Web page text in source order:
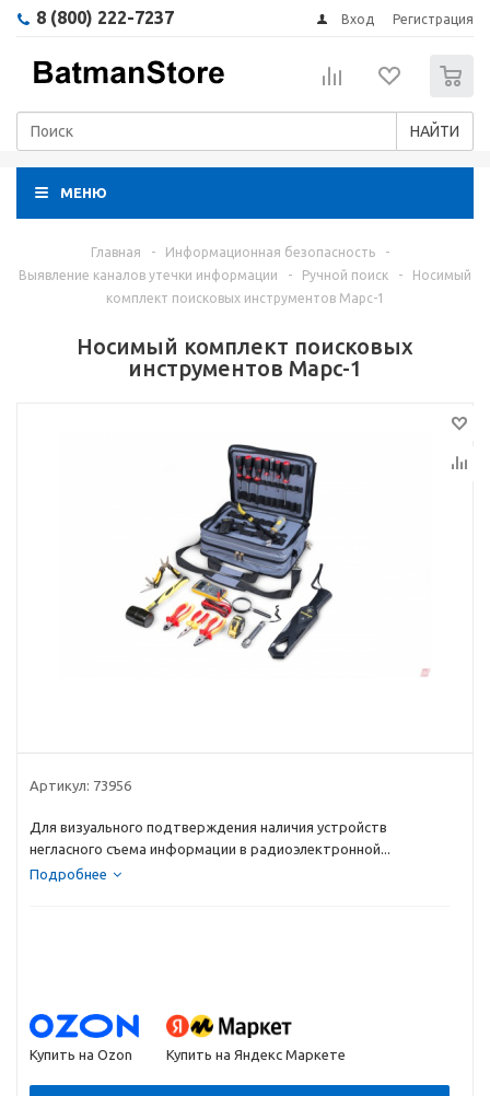
8 (800) 222-7237 Вход Регистрация
НАЙТИ
МЕНЮ
Главная - Информационная безопасность
-
Выявление каналов утечки информации
- Ручной поиск -
Носимый
комплект поисковых инструментов Марс-1
Носимый комплект поисковых
инструментов Марс-1
Артикул: 73956
Для визуального подтверждения наличия устройств
негласного съема информации в радиоэлектронной...
Подробнее
Купить на Ozon Купить на Яндекс Маркете